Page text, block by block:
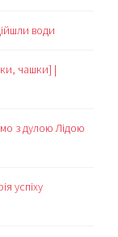
води
чашки] |
з дулою Лідою
успіху